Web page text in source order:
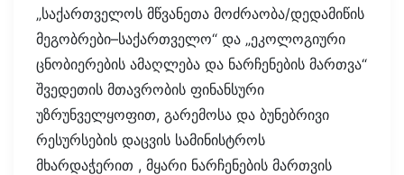
„საქართველოს მწვანეთა მოძრაობა/დედამიწის
მეგობრები–საქართველო“ და „ეკოლოგიური
ცნობიერების ამაღლება და ნარჩენების მართვა“
შვედეთის მთავრობის ფინანსური
უზრუნველყოფით, გარემოსა და ბუნებრივი
რესურსების დაცვის სამინისტროს
მხარდაჭერით , მყარი ნარჩენების მართვის